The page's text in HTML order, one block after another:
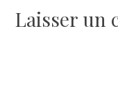
l’article
Laisser un